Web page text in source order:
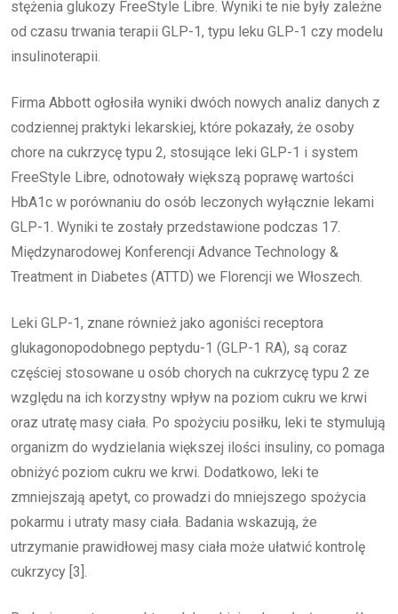
stężenia glukozy FreeStyle Libre. Wyniki te nie były zależne
od czasu trwania terapii GLP-1, typu leku GLP-1 czy modelu
insulinoterapii.
Firma Abbott ogłosiła wyniki dwóch nowych analiz danych z
codziennej praktyki lekarskiej, które pokazały, że osoby
chore na cukrzycę typu 2, stosujące leki GLP-1 i system
FreeStyle Libre, odnotowały większą poprawę wartości
HbA1c w porównaniu do osób leczonych wyłącznie lekami
GLP-1. Wyniki te zostały przedstawione podczas 17.
Międzynarodowej Konferencji Advance Technology &
Treatment in Diabetes (ATTD) we Florencji we Włoszech.
Leki GLP-1, znane również jako agoniści receptora
glukagonopodobnego peptydu-1 (GLP-1 RA), są coraz
częściej stosowane u osób chorych na cukrzycę typu 2 ze
względu na ich korzystny wpływ na poziom cukru we krwi
oraz utratę masy ciała. Po spożyciu posiłku, leki te stymulują
organizm do wydzielania większej ilości insuliny, co pomaga
obniżyć poziom cukru we krwi. Dodatkowo, leki te
zmniejszają apetyt, co prowadzi do mniejszego spożycia
pokarmu i utraty masy ciała. Badania wskazują, że
utrzymanie prawidłowej masy ciała może ułatwić kontrolę
cukrzycy [3].